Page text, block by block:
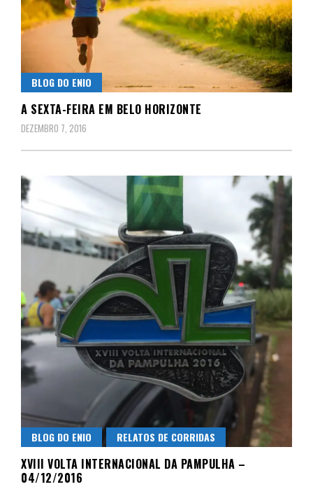
BLOG DO ENIO
A SEXTA-FEIRA EM BELO HORIZONTE
DEZEMBRO 7, 2016
BLOG DO ENIO RELATOS DE CORRIDAS
XVIII VOLTA INTERNACIONAL DA PAMPULHA –
04/12/2016